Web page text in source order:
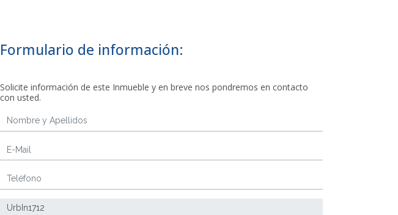
Formulario de información:
Solicite información de este Inmueble y en breve nos pondremos en contacto
con usted.